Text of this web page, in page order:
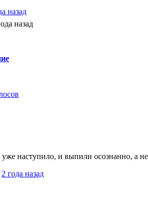
назад
назад
наступило, и выпили осознанно, а
2 года назад